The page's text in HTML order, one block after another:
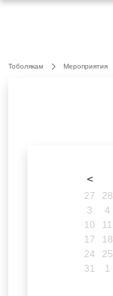
Тоболякам Мероприятия
<
27 28
3
4
10
11
17
18
24
25
31
1